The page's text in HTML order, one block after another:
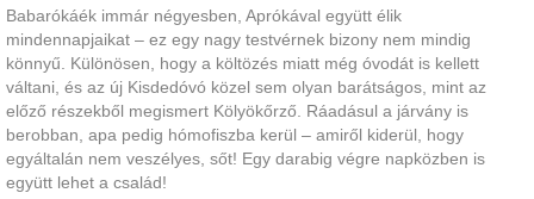
Babarókáék immár négyesben, Aprókával együtt élik
mindennapjaikat – ez egy nagy testvérnek bizony nem mindig
könnyű. Különösen, hogy a költözés miatt még óvodát is kellett
váltani, és az új Kisdedóvó közel sem olyan barátságos, mint az
előző részekből megismert Kölyökőrző. Ráadásul a járvány is
berobban, apa pedig hómofiszba kerül – amiről kiderül, hogy
egyáltalán nem veszélyes, sőt! Egy darabig végre napközben is
együtt lehet a család!